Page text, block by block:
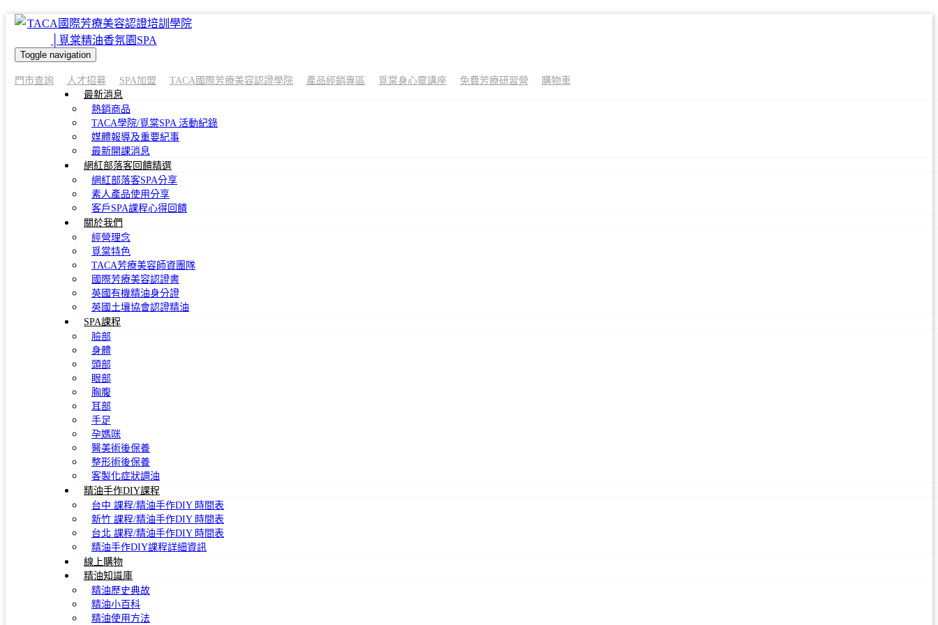
Toggle navigation
門市查詢 人才招募 SPA加盟 TACA國際芳療美容認證學院 產品經銷專區 覓棠身心靈講座 免費芳療研習營
購物車
最新消息
熱銷商品
TACA學院/覓棠SPA 活動紀錄
媒體報導及重要紀事
最新開課消息
網紅部落客回饋精選
網紅部落客SPA分享
素人產品使用分享
客戶SPA課程心得回饋
關於我們
經營理念
覓棠特色
TACA芳療美容師資團隊
國際芳療美容認證書
英國有機精油身分證
英國土壤協會認證精油
SPA課程
臉部
身體
頭部
眼部
胸腹
耳部
手足
孕媽咪
醫美術後保養
整形術後保養
客製化症狀調油
精油手作DIY課程
台中 課程/精油手作DIY 時間表
新竹 課程/精油手作DIY 時間表
台北 課程/精油手作DIY 時間表
精油手作DIY課程詳細資訊
線上購物
精油知識庫
精油歷史典故
精油小百科
精油使用方法